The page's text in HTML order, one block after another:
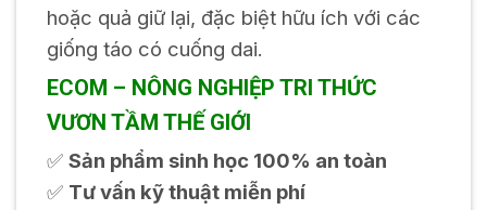
hoặc quả giữ lại, đặc biệt hữu ích với các
giống táo có cuống dai.
ECOM – NÔNG NGHIỆP TRI THỨC
VƯƠN TẦM THẾ GIỚI
✅ Sản phẩm sinh học 100% an toàn
✅ Tư vấn kỹ thuật miễn phí